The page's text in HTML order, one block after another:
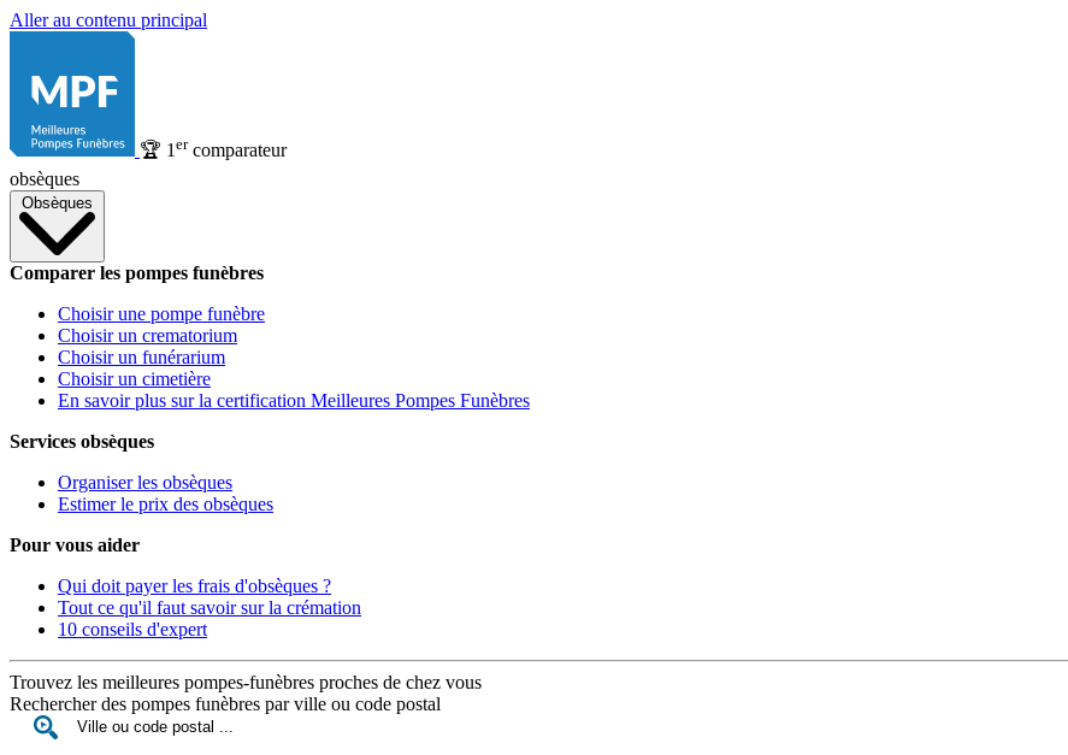
Aller au contenu principal
🏆 1 ercomparateur
obsèques
Obsèques
Comparer les pompes funèbres
Choisir une pompe funèbre
Choisir un crematorium
Choisir un funérarium
Choisir un cimetière
En savoir plus sur la certification Meilleures Pompes Funèbres
Services obsèques
Organiser les obsèques
Estimer le prix des obsèques
Pour vous aider
Qui doit payer les frais d'obsèques ?
Tout ce qu'il faut savoir sur la crémation
10 conseils d'expert
Trouvez les meilleures pompes-funèbres proches de chez vous
Rechercher des pompes funèbres par ville ou code postal